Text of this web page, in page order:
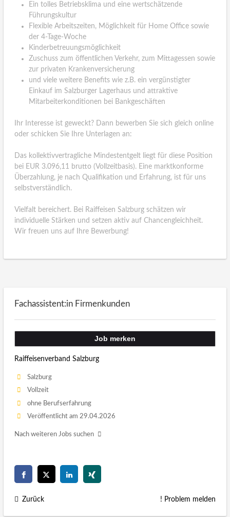
Ein tolles Betriebsklima und eine wertschätzende
Führungskultur
Flexible Arbeitszeiten, Möglichkeit für Home Office sowie
der 4-Tage-Woche
Kinderbetreuungsmöglichkeit
Zuschuss zum öffentlichen Verkehr, zum Mittagessen sowie
zur privaten Krankenversicherung
und viele weitere Benefits wie z.B. ein vergünstigter
Einkauf im Salzburger Lagerhaus und attraktive
Mitarbeiterkonditionen bei Bankgeschäften
Ihr Interesse ist geweckt? Dann bewerben Sie sich gleich online
oder schicken Sie Ihre Unterlagen an:
Das kollektivvertragliche Mindestentgelt liegt für diese Position
bei EUR 3.096,11 brutto (Vollzeitbasis). Eine marktkonforme
Überzahlung, je nach Qualifikation und Erfahrung, ist für uns
selbstverständlich.
Vielfalt bereichert. Bei Raiffeisen Salzburg schätzen wir
individuelle Stärken und setzen aktiv auf Chancengleichheit.
Wir freuen uns auf Ihre Bewerbung!
Fachassistent:in Firmenkunden
Job merken
Raiffeisenverband Salzburg
Salzburg
Vollzeit
ohne Berufserfahrung
Veröffentlicht am 29.04.2026
Nach weiteren Jobs suchen
Zurück ! Problem melden